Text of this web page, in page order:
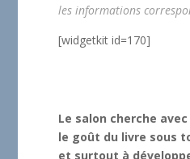
les informations
[widgetkit id=170]
Le salon cherche
le goût du livre sous
et surtout à